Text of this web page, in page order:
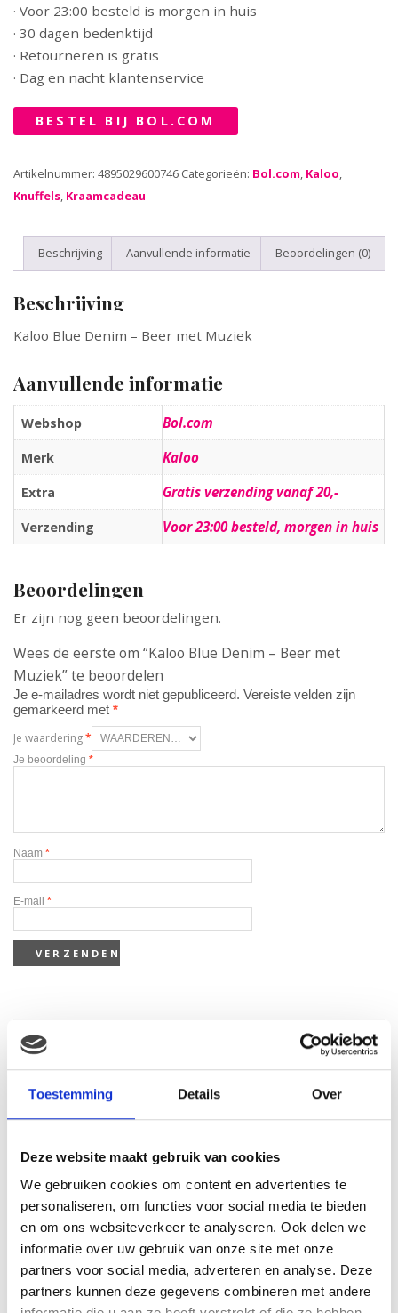
Toestemming Details Over
Deze website maakt gebruik van cookies
We gebruiken cookies om content en advertenties te
personaliseren, om functies voor social media te bieden
en om ons websiteverkeer te analyseren. Ook delen we
informatie over uw gebruik van onze site met onze
partners voor social media, adverteren en analyse. Deze
partners kunnen deze gegevens combineren met andere
· Voor 23:00 besteld is morgen in huis
· 30 dagen bedenktijd
· Retourneren is gratis
· Dag en nacht klantenservice
BESTEL BIJ BOL.COM
Artikelnummer: 4895029600746 Categorieën: Bol.com, Kaloo,
Knuffels, Kraamcadeau
Beschrijving Aanvullende informatie Beoordelingen (0)
Beschrijving
Kaloo Blue Denim – Beer met Muziek
Aanvullende informatie
Webshop Bol.com
Merk Kaloo
Extra Gratis verzending vanaf 20,-
Verzending Voor 23:00 besteld, morgen in huis
Beoordelingen
Er zijn nog geen beoordelingen.
Wees de eerste om “Kaloo Blue Denim – Beer met
Muziek” te beoordelen
Je e-mailadres wordt niet gepubliceerd. Vereiste velden zijn
gemarkeerd met *
Je waardering*
Je beoordeling *
Naam *
E-mail *
Gerelateerde producten